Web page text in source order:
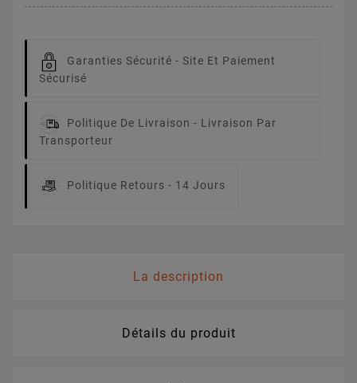
Garanties Sécurité - Site Et Paiement
Sécurisé
Politique De Livraison - Livraison Par
Transporteur
Politique Retours - 14 Jours
La description
Détails du produit